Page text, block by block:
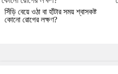
সিঁড়ি বেয়ে ওঠা বা হাঁটার সময় শ্বাসকষ্ট
কোনো রোগের লক্ষণ?